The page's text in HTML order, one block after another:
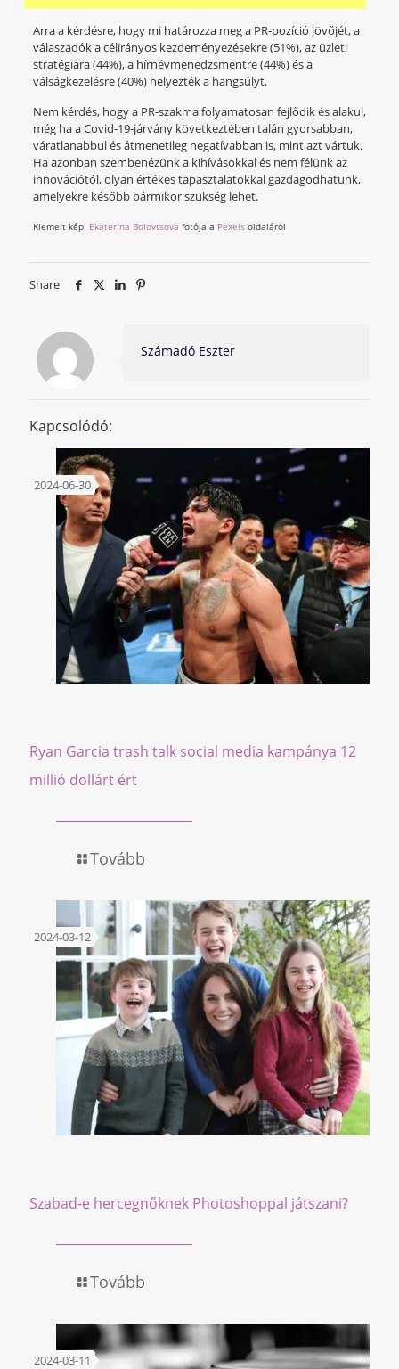
Arra a kérdésre, hogy mi határozza meg a PR-pozíció jövőjét, a
válaszadók a célirányos kezdeményezésekre (51%), az üzleti
stratégiára (44%), a hírnévmenedzsmentre (44%) és a
válságkezelésre (40%) helyezték a hangsúlyt.
Nem kérdés, hogy a PR-szakma folyamatosan fejlődik és alakul,
még ha a Covid-19-járvány következtében talán gyorsabban,
váratlanabbul és átmenetileg negatívabban is, mint azt vártuk.
Ha azonban szembenézünk a kihívásokkal és nem félünk az
innovációtól, olyan értékes tapasztalatokkal gazdagodhatunk,
amelyekre később bármikor szükség lehet.
Kiemelt kép: Ekaterina Bolovtsova fotója a Pexelsoldaláról
Share
Számadó Eszter
Kapcsolódó:
2024-06-30
Ryan Garcia trash talk social media kampánya 12
millió dollárt ért
Tovább
2024-03-12
Szabad-e hercegnőknek Photoshoppal játszani?
Tovább
2024-03-11